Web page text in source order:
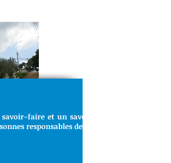
faire et un savoir-être indispensable
responsables de notre société.